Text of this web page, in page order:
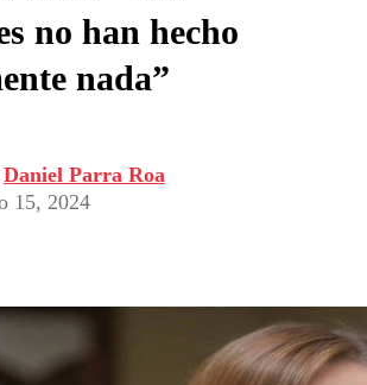
no han hecho
nada”
Daniel Parra Roa
15, 2024